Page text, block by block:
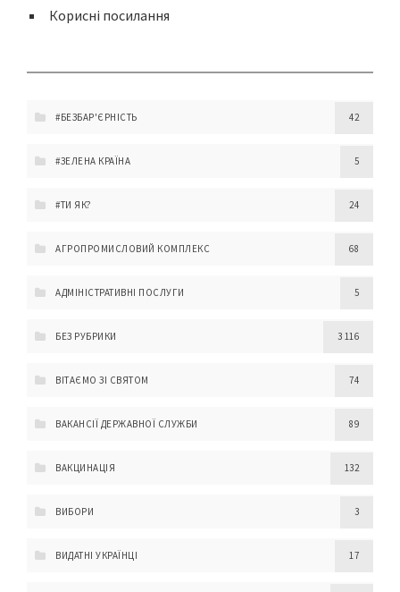
Корисні посилання
#БЕЗБАР'ЄРНІСТЬ 42
#ЗЕЛЕНА КРАЇНА 5
#ТИ ЯК? 24
АГРОПРОМИСЛОВИЙ КОМПЛЕКС 68
АДМІНІСТРАТИВНІ ПОСЛУГИ 5
БЕЗ РУБРИКИ 3 116
ВІТАЄМО ЗІ СВЯТОМ 74
ВАКАНСІЇ ДЕРЖАВНОЇ СЛУЖБИ 89
ВАКЦИНАЦІЯ 132
ВИБОРИ 3
ВИДАТНІ УКРАЇНЦІ 17